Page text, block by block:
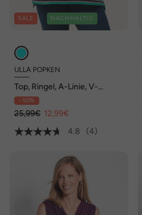
SALE NACHHALTIG
ULLA POPKEN
Top, Ringel, A-Linie, V-
Ausschnitt, ärmellos,
Zierschleife
- 50%
25,99€ 12,99€
4.8
(4)